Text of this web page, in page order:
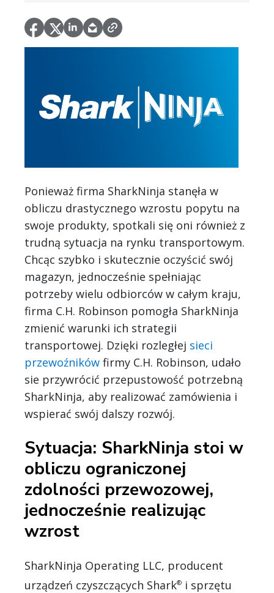
Ponieważ firma SharkNinja stanęła w
obliczu drastycznego wzrostu popytu na
swoje produkty, spotkali się oni również z
trudną sytuacja na rynku transportowym.
Chcąc szybko i skutecznie oczyścić swój
magazyn, jednocześnie spełniając
potrzeby wielu odbiorców w całym kraju,
firma C.H. Robinson pomogła SharkNinja
zmienić warunki ich strategii
transportowej. Dzięki rozległej sieci
przewoźników firmy C.H. Robinson, udało
sie przywrócić przepustowość potrzebną
SharkNinja, aby realizować zamówienia i
wspierać swój dalszy rozwój.
Sytuacja: SharkNinja stoi w
obliczu ograniczonej
zdolności przewozowej,
jednocześnie realizując
wzrost
SharkNinja Operating LLC, producent
urządzeń czyszczących Shark® i sprzętu